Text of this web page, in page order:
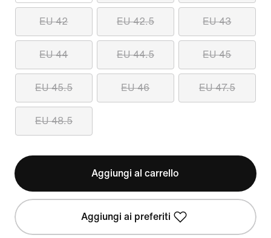
EU 42 EU 42.5 EU 43
EU 44 EU 44.5 EU 45
EU 45.5 EU 46 EU 47.5
EU 48.5
Aggiungi al carrello
Aggiungi ai preferiti